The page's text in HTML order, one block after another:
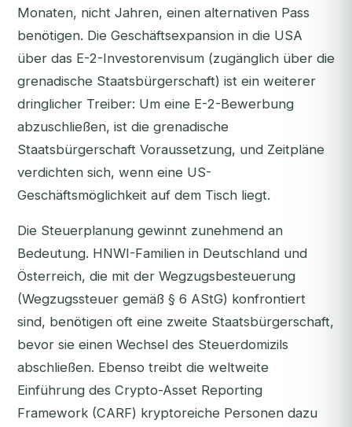
Monaten, nicht Jahren, einen alternativen Pass
benötigen. Die Geschäftsexpansion in die USA
über das E-2-Investorenvisum (zugänglich über die
grenadische Staatsbürgerschaft) ist ein weiterer
dringlicher Treiber: Um eine E-2-Bewerbung
abzuschließen, ist die grenadische
Staatsbürgerschaft Voraussetzung, und Zeitpläne
verdichten sich, wenn eine US-
Geschäftsmöglichkeit auf dem Tisch liegt.
Die Steuerplanung gewinnt zunehmend an
Bedeutung. HNWI-Familien in Deutschland und
Österreich, die mit der Wegzugsbesteuerung
(Wegzugssteuer gemäß § 6 AStG) konfrontiert
sind, benötigen oft eine zweite Staatsbürgerschaft,
bevor sie einen Wechsel des Steuerdomizils
abschließen. Ebenso treibt die weltweite
Einführung des Crypto-Asset Reporting
Framework (CARF) kryptoreiche Personen dazu